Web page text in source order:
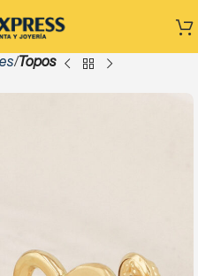
Topos